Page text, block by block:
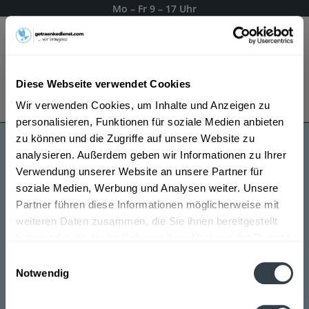
Diese Webseite verwendet Cookies
Wir verwenden Cookies, um Inhalte und Anzeigen zu
personalisieren, Funktionen für soziale Medien anbieten
zu können und die Zugriffe auf unsere Website zu
analysieren. Außerdem geben wir Informationen zu Ihrer
Verwendung unserer Website an unsere Partner für
soziale Medien, Werbung und Analysen weiter. Unsere
Partner führen diese Informationen möglicherweise mit
weiteren Daten zusammen, die Sie ihnen bereitgestellt
Notwendig
Mo – Fr 9 – 17 Uhr
Es gilt unsereDatenschutzerklärung
Bischofshof